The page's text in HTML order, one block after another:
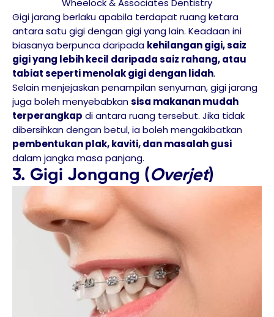
Wheelock & Associates Dentistry
Gigi jarang berlaku apabila terdapat ruang ketara
antara satu gigi dengan gigi yang lain. Keadaan ini
biasanya berpunca daripada kehilangan gigi, saiz
gigi yang lebih kecil daripada saiz rahang, atau
tabiat seperti menolak gigi dengan lidah.
Selain menjejaskan penampilan senyuman, gigi jarang
juga boleh menyebabkansisa makanan mudah
terperangkap di antara ruang tersebut. Jika tidak
dibersihkan dengan betul, ia boleh mengakibatkan
pembentukan plak, kaviti, dan masalah gusi
dalam jangka masa panjang.
3. Gigi Jongang (Overjet)